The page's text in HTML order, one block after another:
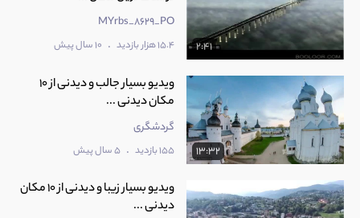
2:41
MYrbs_8629_PO
15.4 هزار بازدید . 10 سال پیش
13:32
ویدیو بسیار جالب و دیدنی از 10
مکان دیدنی ...
گردشگری
155 بازدید . 5 سال پیش
ویدیو بسیار زیبا و دیدنی از 10 مکان
دیدنی ...